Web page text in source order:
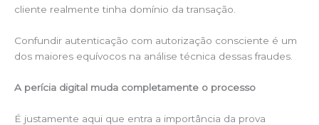
cliente realmente tinha domínio da transação.
Confundir autenticação com autorização consciente é um
dos maiores equívocos na análise técnica dessas fraudes.
A perícia digital muda completamente o processo
É justamente aqui que entra a importância da prova